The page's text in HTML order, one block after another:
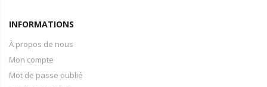
INFORMATIONS
À propos de nous
Mon compte
Mot de passe oublié